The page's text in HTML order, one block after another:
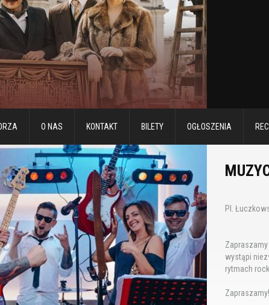
O NAS KONTAKT BILETY OGŁOSZENIA
Pl.
wystąpi
rytmach
Zapraszamy!